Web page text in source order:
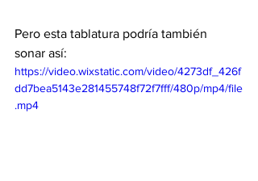
Pero esta tablatura podría también
sonar así:
https://video.wixstatic.com/video/4273df_426f
dd7bea5143e281455748f72f7fff/480p/mp4/file
.mp4